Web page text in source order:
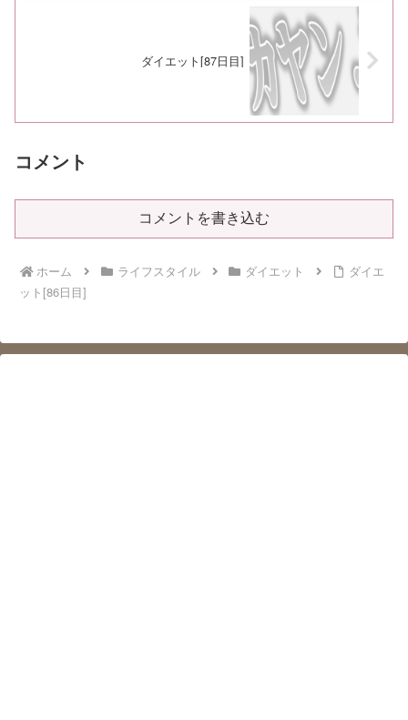
ダイエット[87日目]
コメント
コメントを書き込む
ホーム ライフスタイル ダイエット
ダイエ
ット[86日目]